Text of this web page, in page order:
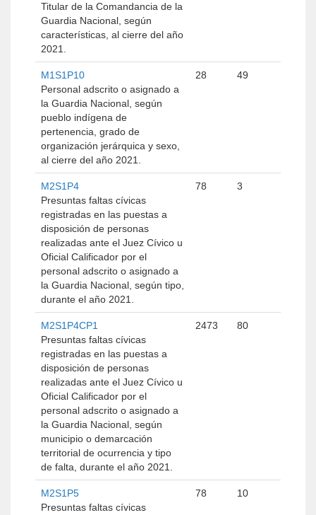
Titular de la Comandancia de la
Guardia Nacional, según
características, al cierre del año
2021.
M1S1P10
Personal adscrito o asignado a
la Guardia Nacional, según
pueblo indígena de
pertenencia, grado de
organización jerárquica y sexo,
al cierre del año 2021.
28 49
M2S1P4
Presuntas faltas cívicas
registradas en las puestas a
disposición de personas
realizadas ante el Juez Cívico u
Oficial Calificador por el
personal adscrito o asignado a
la Guardia Nacional, según tipo,
durante el año 2021.
78 3
M2S1P4CP1
Presuntas faltas cívicas
registradas en las puestas a
disposición de personas
realizadas ante el Juez Cívico u
Oficial Calificador por el
personal adscrito o asignado a
la Guardia Nacional, según
municipio o demarcación
territorial de ocurrencia y tipo
de falta, durante el año 2021.
2473 80
M2S1P5
Presuntas faltas cívicas
78 10